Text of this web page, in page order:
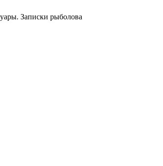
Записки рыболова